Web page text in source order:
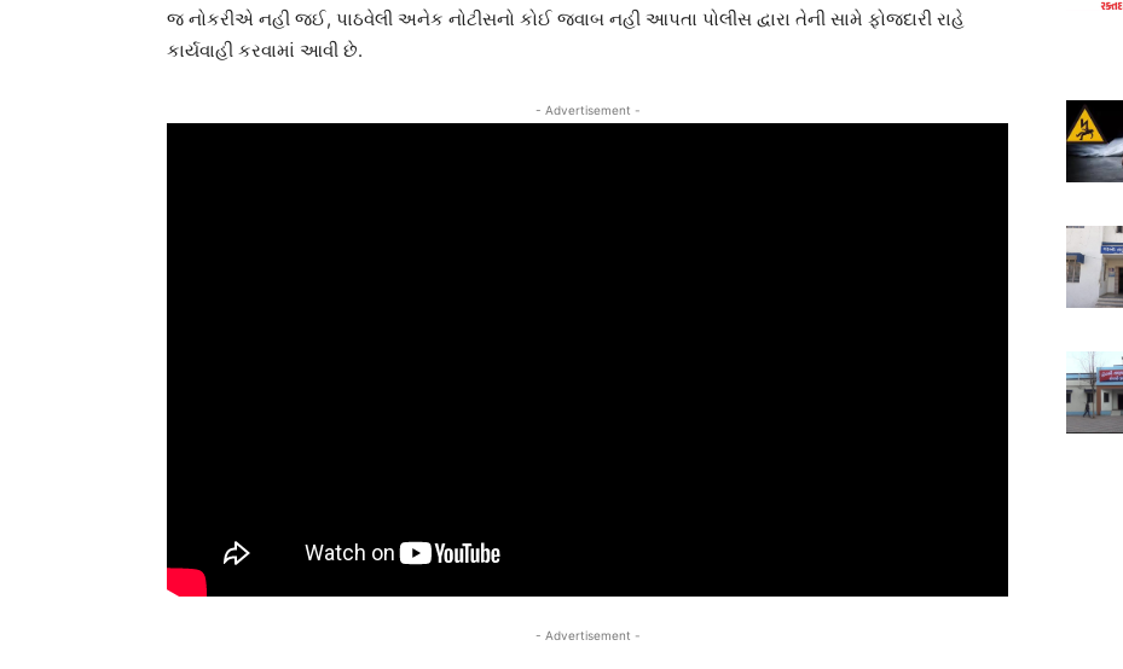
જ નોકરીએ નહી જઈ, પાઠવેલી અનેક નોટીસનો કોઈ જવાબ નહી આપતા પોલીસ દ્વારા તેની સામે ફોજદારી રાહે
કાર્યવાહી કરવામાં આવી છે.
- Advertisement -
- Advertisement -